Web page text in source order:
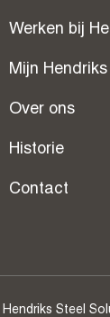
Werken bij
Mijn Hendriks
Over ons
Historie
Contact
Steel